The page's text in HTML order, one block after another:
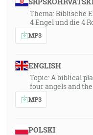
Thema: Biblische
4 Engel und die 4
MP3
ENGLISH
Topic: A biblical
four angels and
MP3
POLSKI